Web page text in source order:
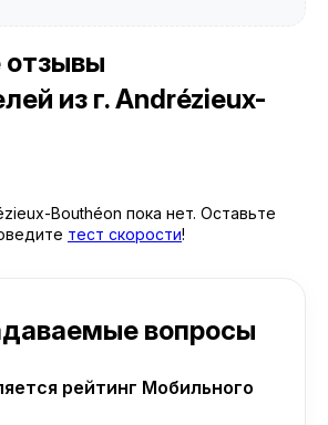
из г. Andrézieux-
Bouthéon пока нет. Оставьте
тест скорости!
вопросы
рейтинг Мобильного